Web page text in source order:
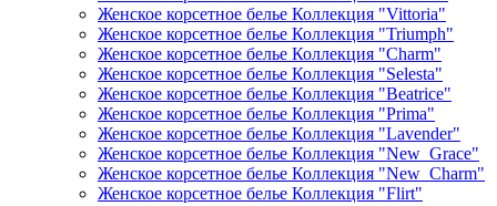
Женское корсетное белье Коллекция "Vittoria"
Женское корсетное белье Коллекция "Triumph"
Женское корсетное белье Коллекция "Charm"
Женское корсетное белье Коллекция "Selesta"
Женское корсетное белье Коллекция "Beatrice"
Женское корсетное белье Коллекция "Prima"
Женское корсетное белье Коллекция "Lavender"
Женское корсетное белье Коллекция "New_Grace"
Женское корсетное белье Коллекция "New_Charm"
Женское корсетное белье Коллекция "Flirt"